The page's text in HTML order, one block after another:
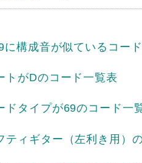
に構成音が似ているコード
トがDのコード一覧表
ドタイプが69のコード一
ティギター（左利き用）